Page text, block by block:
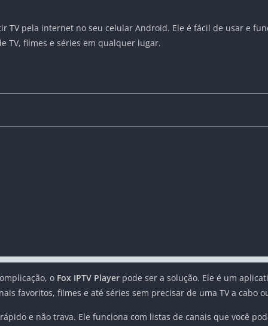
TV pela internet no seu celular Android. Ele é fácil de usar e
TV, filmes e séries em qualquer lugar.
o Fox IPTV Player pode ser a solução. Ele é um
favoritos, filmes e até séries sem precisar de uma TV a cabo
e não trava. Ele funciona com listas de canais que você